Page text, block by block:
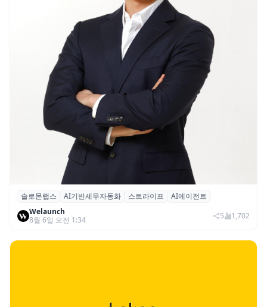
솔로몬랩스, 스트라이프 출신 이창헌 영입…
절세 전략 AI 에이전트 개발 본격화
솔로몬랩스 AI기반세무자동화 스트라이프
AI에이전트
Welaunch
8월 6일 오전 1:34
5 1,702